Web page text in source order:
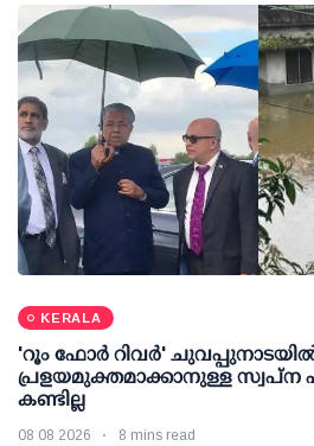
KERALA
'റൂം ഫോര്‍ റിവര്‍'
പ്രളയമുക്തമാക്കാനുള്ള സ്വപ്ന
കണ്ടില്ല
08 08 2026 8 mins read